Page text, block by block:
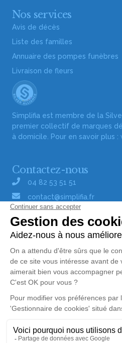
Nos services
Avis de décès
Liste des familles
Annuaire des pompes funèbres
Livraison de fleurs
Simplifia est membre de la
premier collectif de marques
à domicile. Pour en savoir plus :
Contactez-nous
04 82 53 51 51
contact@simplifia.fr
Réseaux sociaux
Liens utiles
Publier un avis de décès
Signaler un abus/une erreur
Consultez nos offres d'emploi